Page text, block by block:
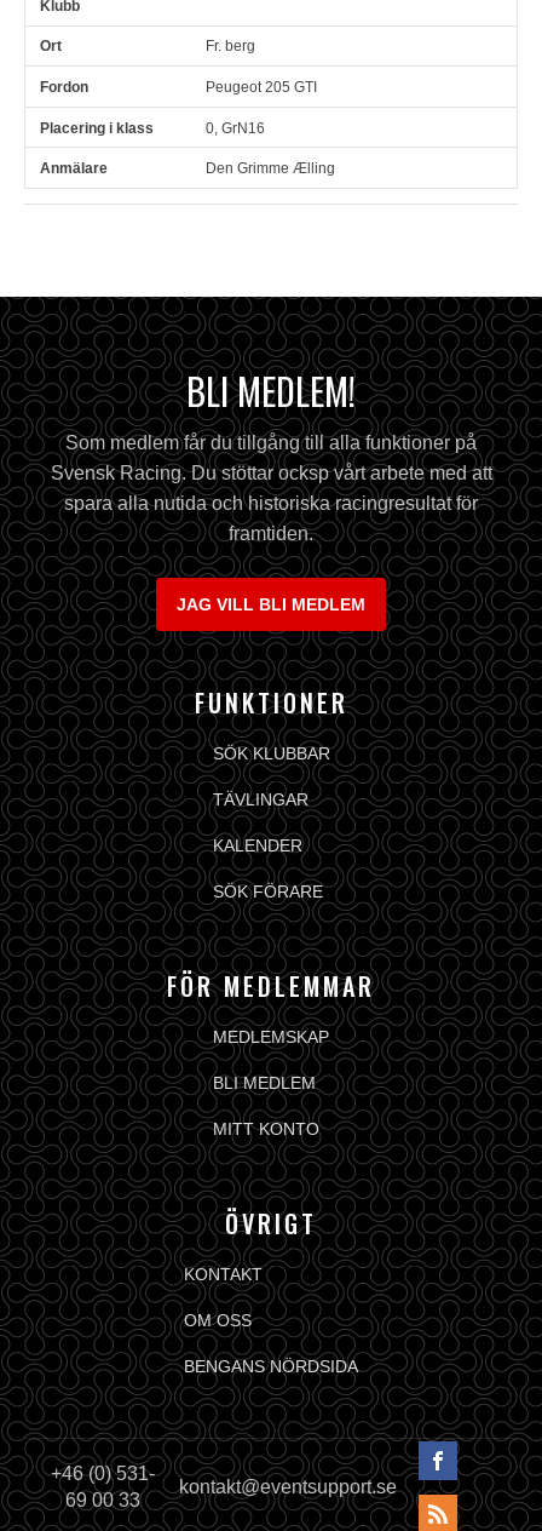
Fr. berg
Peugeot 205 GTI
0, GrN16
Den Grimme Ælling
BLI MEDLEM!
Som medlem får du tillgång till alla funktioner på
Svensk Racing. Du stöttar ocksp vårt arbete med att
spara alla nutida och historiska racingresultat för
framtiden.
JAG VILL BLI MEDLEM
FUNKTIONER
SÖK KLUBBAR
TÄVLINGAR
KALENDER
SÖK FÖRARE
FÖR MEDLEMMAR
MEDLEMSKAP
BLI MEDLEM
MITT KONTO
ÖVRIGT
KONTAKT
OM OSS
BENGANS NÖRDSIDA
+46 (0) 531-
69 00 33
kontakt@eventsupport.se